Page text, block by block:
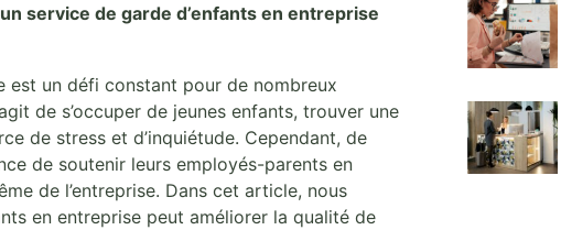
service de garde d’enfants en entreprise
est un défi constant pour de nombreux
de s’occuper de jeunes enfants, trouver une
de stress et d’inquiétude. Cependant, de
de soutenir leurs employés-parents en
de l’entreprise. Dans cet article, nous
en entreprise peut améliorer la qualité de